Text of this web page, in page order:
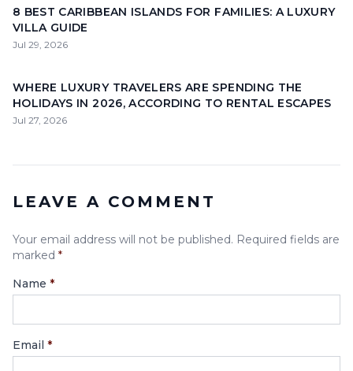
8 BEST CARIBBEAN ISLANDS FOR FAMILIES: A LUXURY
VILLA GUIDE
Jul 29, 2026
WHERE LUXURY TRAVELERS ARE SPENDING THE
HOLIDAYS IN 2026, ACCORDING TO RENTAL ESCAPES
Jul 27, 2026
LEAVE A COMMENT
Your email address will not be published. Required fields are
marked *
Name *
Email *